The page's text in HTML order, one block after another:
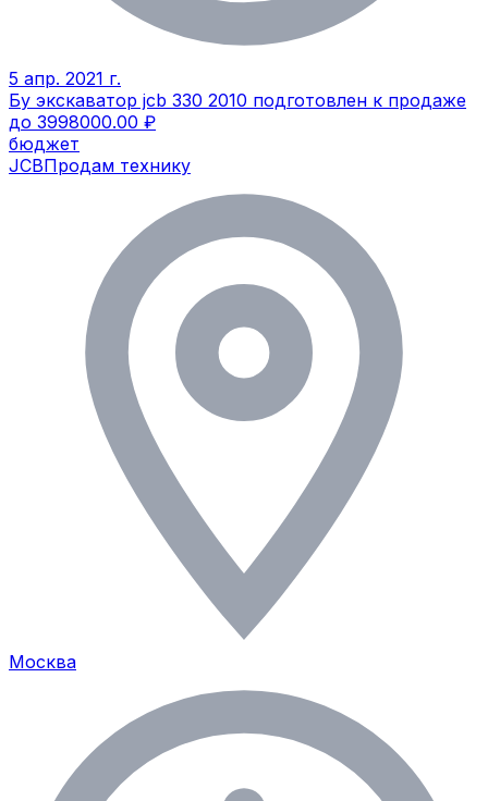
5 апр. 2021 г.
Бу экскаватор jcb 330 2010 подготовлен к продаже
до 3998000.00 ₽
бюджет
JCBПродам технику
Москва